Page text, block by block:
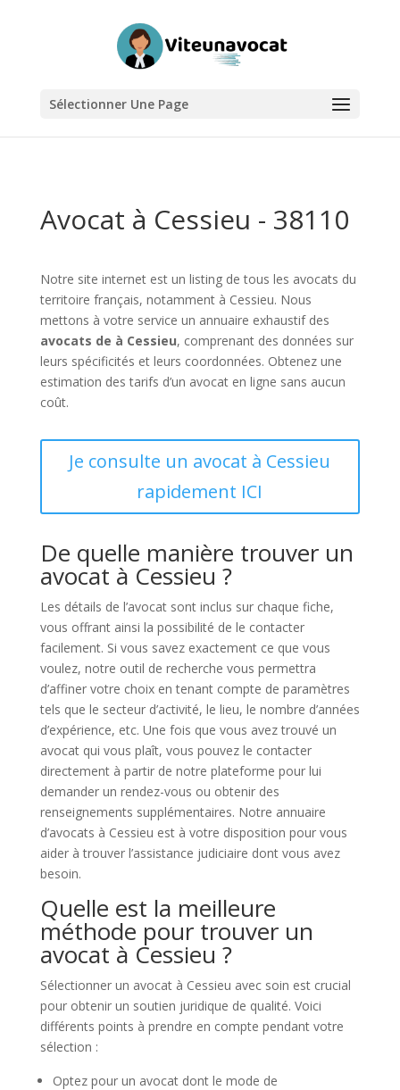
Sélectionner Une Page
Avocat à Cessieu - 38110
Notre site internet est un listing de tous les avocats du
territoire français, notamment à Cessieu. Nous
mettons à votre service un annuaire exhaustif des
avocats de à Cessieu, comprenant des données sur
leurs spécificités et leurs coordonnées. Obtenez une
estimation des tarifs d’un avocat en ligne sans aucun
coût.
Je consulte un avocat à Cessieu
rapidement ICI
De quelle manière trouver un
avocat à Cessieu ?
Les détails de l’avocat sont inclus sur chaque fiche,
vous offrant ainsi la possibilité de le contacter
facilement. Si vous savez exactement ce que vous
voulez, notre outil de recherche vous permettra
d’affiner votre choix en tenant compte de paramètres
tels que le secteur d’activité, le lieu, le nombre d’années
d’expérience, etc. Une fois que vous avez trouvé un
avocat qui vous plaît, vous pouvez le contacter
directement à partir de notre plateforme pour lui
demander un rendez-vous ou obtenir des
renseignements supplémentaires. Notre annuaire
d’avocats à Cessieu est à votre disposition pour vous
aider à trouver l’assistance judiciaire dont vous avez
besoin.
Quelle est la meilleure
méthode pour trouver un
avocat à Cessieu ?
Sélectionner un avocat à Cessieu avec soin est crucial
pour obtenir un soutien juridique de qualité. Voici
différents points à prendre en compte pendant votre
sélection :
Optez pour un avocat dont le mode de